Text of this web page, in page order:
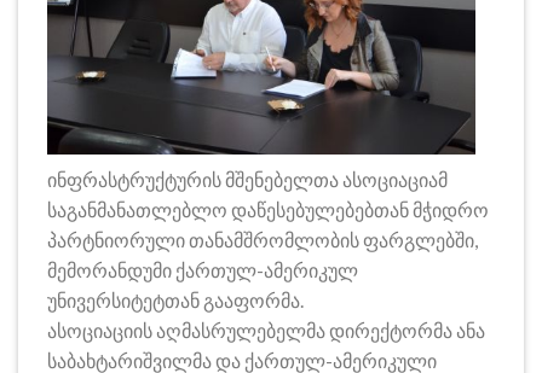
ინფრასტრუქტურის მშენებელთა ასოციაციამ
საგანმანათლებლო დაწესებულებებთან მჭიდრო
პარტნიორული თანამშრომლობის ფარგლებში,
მემორანდუმი ქართულ-ამერიკულ
უნივერსიტეტთან გააფორმა.
ასოციაციის აღმასრულებელმა დირექტორმა ანა
საბახტარიშვილმა და ქართულ-ამერიკული